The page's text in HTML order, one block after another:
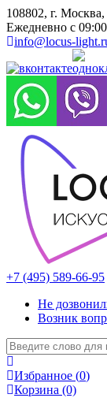
108802, г.
Ежедневно с
info@locus-
+7 (495) 589-66-95
Не
Возник
Избранное (0)
Корзина (0)